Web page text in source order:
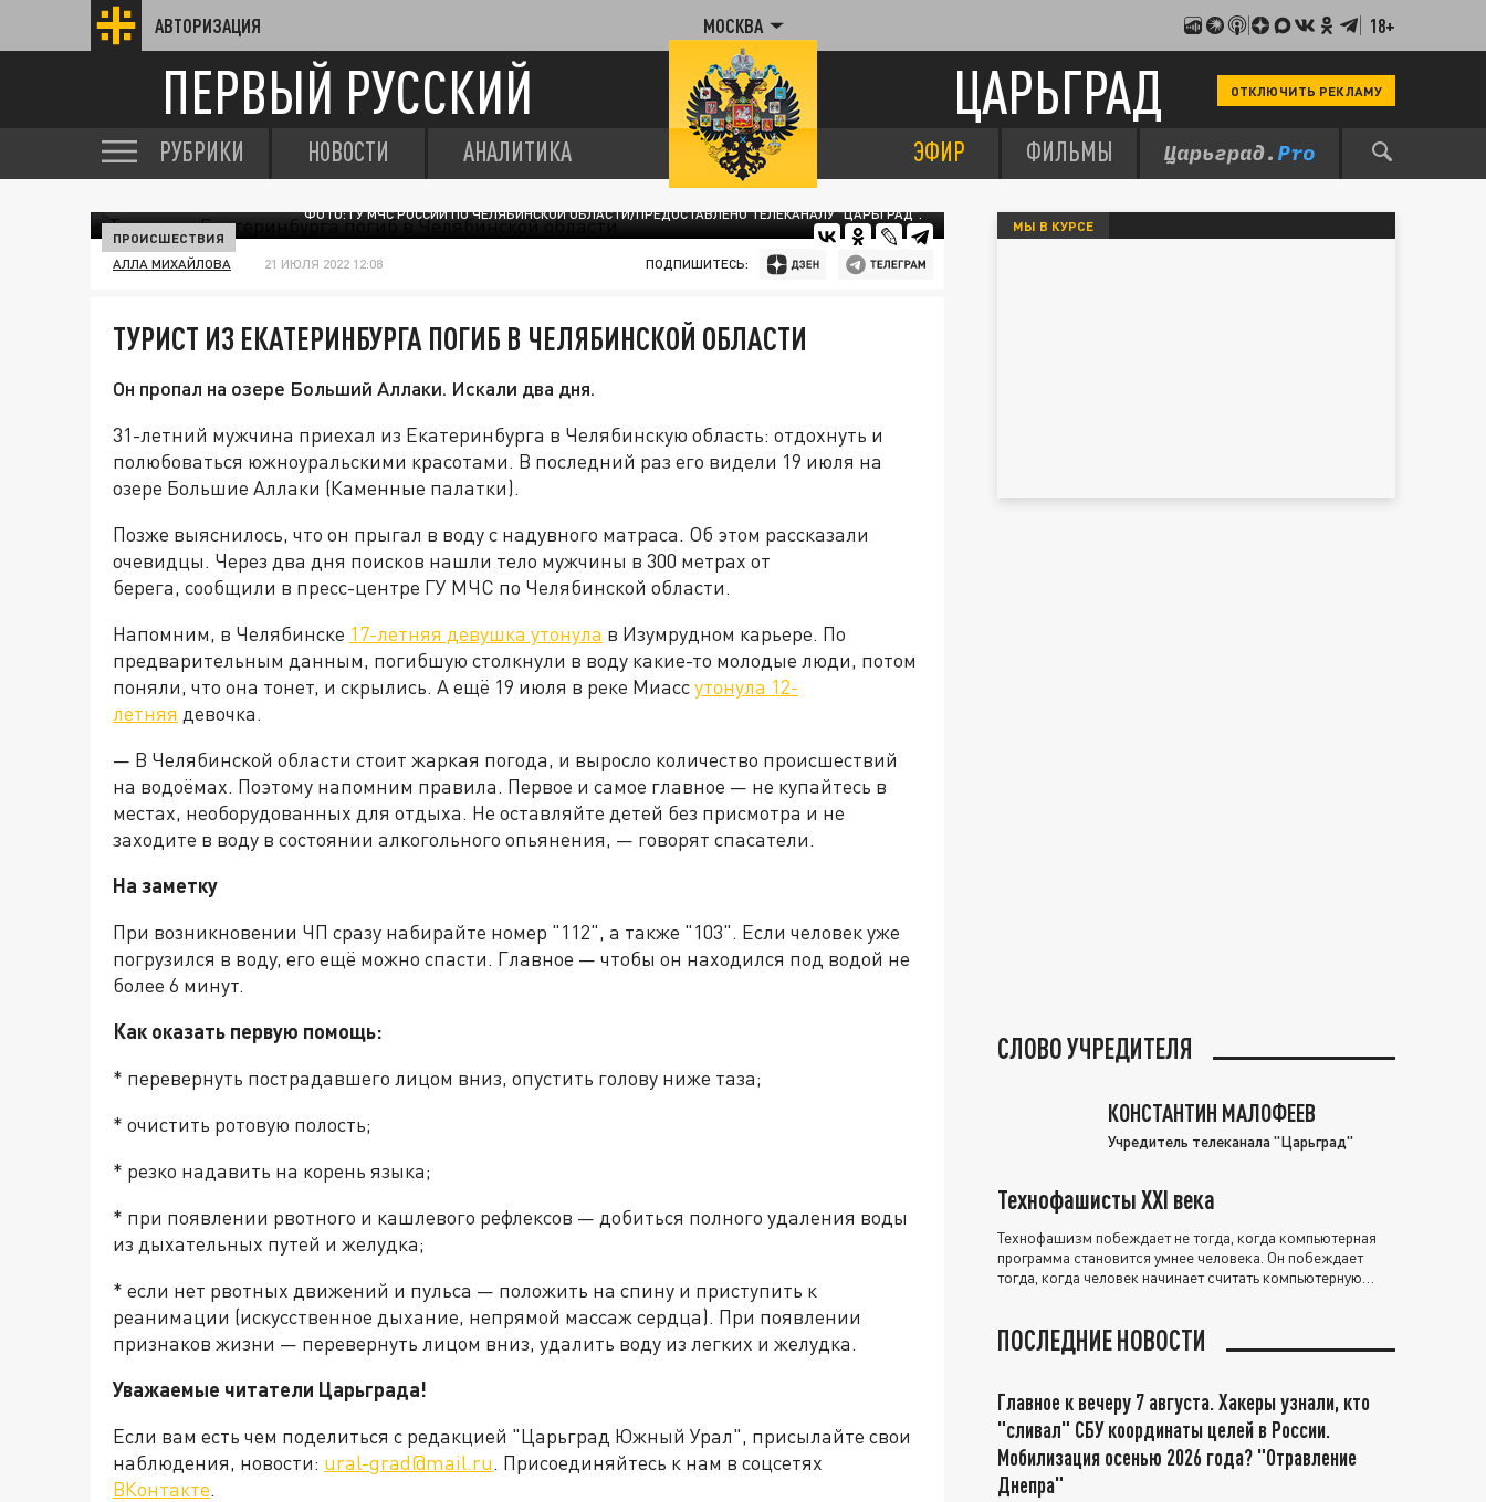
АВТОРИЗАЦИЯ МОСКВА 18+
ПЕРВЫЙ РУССКИЙ ЦАРЬГРАД ОТКЛЮЧИТЬ РЕКЛАМУ
РУБРИКИ НОВОСТИ АНАЛИТИКА ЭФИР ФИЛЬМЫ
ФОТО: ГУ МЧС РОССИИ ПО ЧЕЛЯБИНСКОЙ ОБЛАСТИ/ПРЕДОСТАВЛЕНО ТЕЛЕКАНАЛУ "ЦАРЬГРАД".
ПРОИСШЕСТВИЯ
АЛЛА МИХАЙЛОВА 21 ИЮЛЯ 2022 12:08 ПОДПИШИТЕСЬ:
ТУРИСТ ИЗ ЕКАТЕРИНБУРГА ПОГИБ В ЧЕЛЯБИНСКОЙ ОБЛАСТИ
Он пропал на озере Больший Аллаки. Искали два дня.
31-летний мужчина приехал из Екатеринбурга в Челябинскую область: отдохнуть и
полюбоваться южноуральскими красотами. В последний раз его видели 19 июля на
озере Большие Аллаки (Каменные палатки).
Позже выяснилось, что он прыгал в воду с надувного матраса. Об этом рассказали
очевидцы. Через два дня поисков нашли тело мужчины в 300 метрах от
берега, сообщили в пресс-центре ГУ МЧС по Челябинской области.
Напомним, в Челябинске 17-летняя девушка утонула в Изумрудном карьере. По
предварительным данным, погибшую столкнули в воду какие-то молодые люди, потом
поняли, что она тонет, и скрылись. А ещё 19 июля в реке Миассутонула 12-
летняя девочка.
— В Челябинской области стоит жаркая погода, и выросло количество происшествий
на водоёмах. Поэтому напомним правила. Первое и самое главное — не купайтесь в
местах, необорудованных для отдыха. Не оставляйте детей без присмотра и не
заходите в воду в состоянии алкогольного опьянения, — говорят спасатели.
На заметку
При возникновении ЧП сразу набирайте номер "112", а также "103". Если человек уже
погрузился в воду, его ещё можно спасти. Главное — чтобы он находился под водой не
более 6 минут.
Как оказать первую помощь:
* перевернуть пострадавшего лицом вниз, опустить голову ниже таза;
* очистить ротовую полость;
* резко надавить на корень языка;
* при появлении рвотного и кашлевого рефлексов — добиться полного удаления воды
из дыхательных путей и желудка;
* если нет рвотных движений и пульса — положить на спину и приступить к
реанимации (искусственное дыхание, непрямой массаж сердца). При появлении
признаков жизни — перевернуть лицом вниз, удалить воду из легких и желудка.
Уважаемые читатели Царьграда!
Если вам есть чем поделиться с редакцией "Царьград Южный Урал", присылайте свои
наблюдения, новости: ural-grad@mail.ru. Присоединяйтесь к нам в соцсетях
ВКонтакте.
МЫ В КУРСЕ
СЛОВО УЧРЕДИТЕЛЯ
КОНСТАНТИН МАЛОФЕЕВ
Учредитель телеканала "Царьград"
Технофашисты XXI века
Технофашизм побеждает не тогда, когда компьютерная
программа становится умнее человека. Он побеждает
тогда, когда человек начинает считать компьютерную
ПОСЛЕДНИЕ НОВОСТИ
Главное к вечеру 7 августа. Хакеры узнали, кто
"сливал" СБУ координаты целей в России.
Мобилизация осенью 2026 года? "Отравление
Днепра"